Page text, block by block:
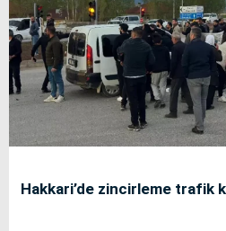
Hakkari’de zincirleme trafik